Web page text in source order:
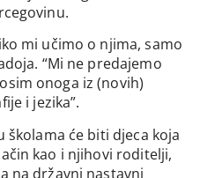
mi učimo o njima, samo
“Mi ne predajemo
onoga iz (novih)
i jezika”.
će biti djeca koja
kao i njihovi roditelji,
na državni nastavni